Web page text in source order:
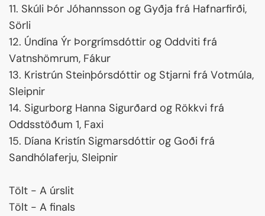
11. Skúli Þór Jóhannsson og Gyðja frá Hafnarfirði,
Sörli
12. Úndína Ýr Þorgrímsdóttir og Oddviti frá
Vatnshömrum, Fákur
13. Kristrún Steinþórsdóttir og Stjarni frá Votmúla,
Sleipnir
14. Sigurborg Hanna Sigurðard og Rökkvi frá
Oddsstöðum 1, Faxi
15. Díana Kristín Sigmarsdóttir og Goði frá
Sandhólaferju, Sleipnir
Tölt - A úrslit
Tölt - A finals